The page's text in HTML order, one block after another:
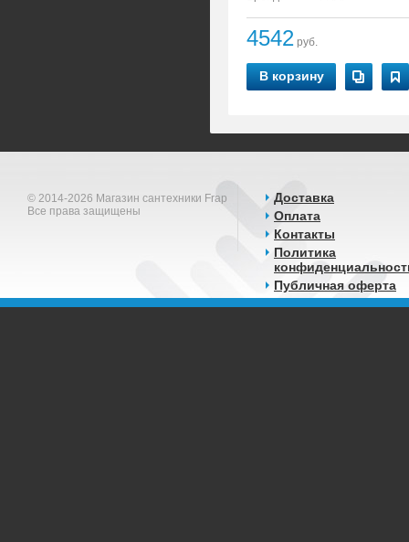
4542 руб.
В корзину
© 2014-2026 Магазин сантехники Frap
Все права защищены
Доставка
Оплата
Контакты
Политика
Публичная оферта